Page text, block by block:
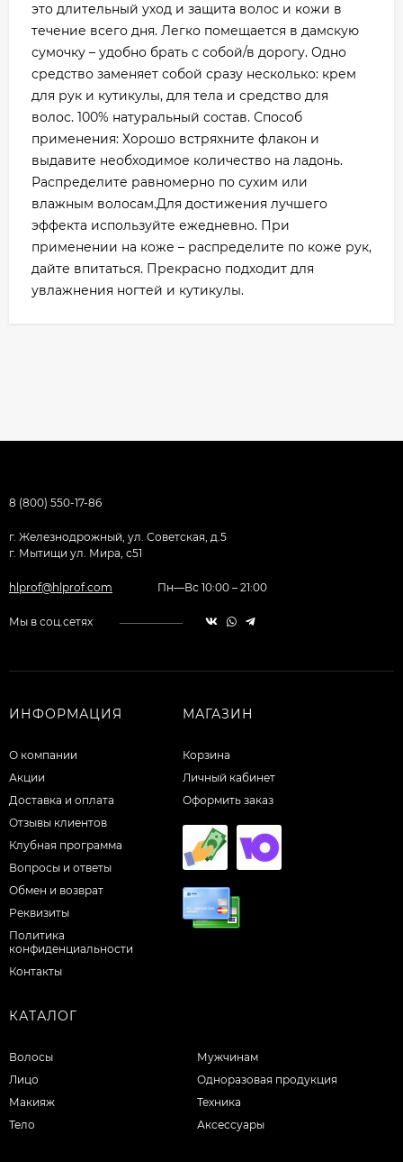
это длительный уход и защита волос и кожи в
течение всего дня. Легко помещается в дамскую
сумочку – удобно брать с собой/в дорогу. Одно
средство заменяет собой сразу несколько: крем
для рук и кутикулы, для тела и средство для
волос. 100% натуральный состав. Способ
применения: Хорошо встряхните флакон и
выдавите необходимое количество на ладонь.
Распределите равномерно по сухим или
влажным волосам.Для достижения лучшего
эффекта используйте ежедневно. При
применении на коже – распределите по коже рук,
дайте впитаться. Прекрасно подходит для
увлажнения ногтей и кутикулы.
8 (800) 550-17-86
г. Железнодрожный, ул. Советская, д.5
г. Мытищи ул. Мира, с51
hlprof@hlprof.com Пн—Вс 10:00 – 21:00
Мы в соц.сетях
ИНФОРМАЦИЯ
О компании
Акции
Доставка и оплата
Отзывы клиентов
Клубная программа
Вопросы и ответы
Обмен и возврат
Реквизиты
Политика
конфиденциальности
Контакты
МАГАЗИН
Корзина
Личный кабинет
Оформить заказ
КАТАЛОГ
Волосы
Лицо
Макияж
Тело
Мужчинам
Одноразовая продукция
Техника
Аксессуары